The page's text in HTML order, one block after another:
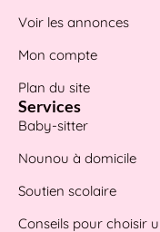
Voir les annonces
Mon compte
Plan du site
Services
Baby-sitter
Nounou à domicile
Soutien scolaire
Conseils pour choisir